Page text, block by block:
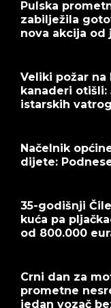
Pulska
zabilježila
nova akcija od
Veliki požar na
kanaderi otišli:
istarskih
Načelnik
dijete:
35-godišnji
kuća pa
od 800.000
Crni dan za
prometne
jedan vozač